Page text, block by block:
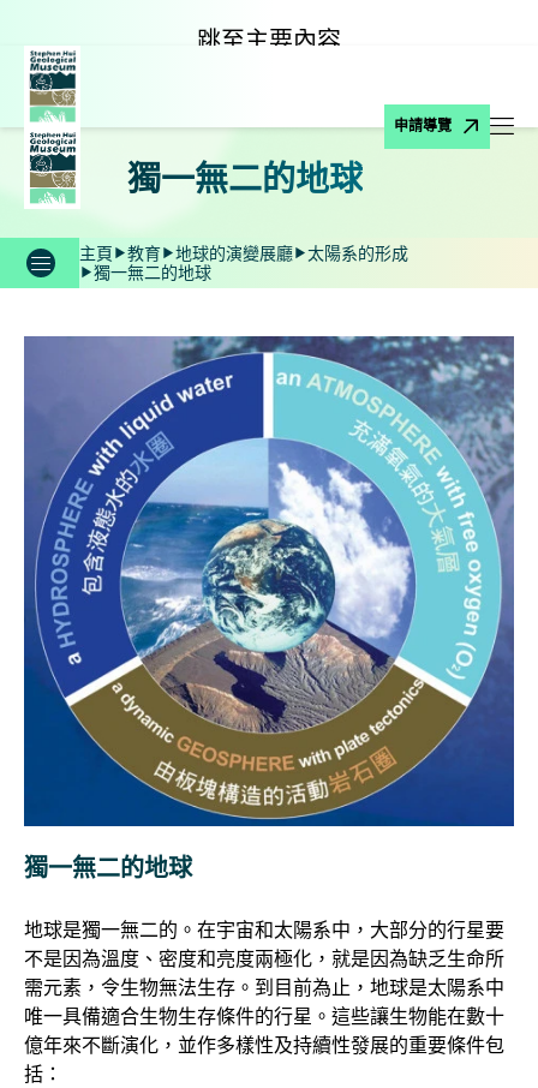
跳至主要內容
申請導覽
獨一無二的地球
主頁 教育 地球的演變展廳
太陽系的形成
獨一無二的地球
獨一無二的地球
地球是獨一無二的。在宇宙和太陽系中，大部分的行星要
不是因為溫度、密度和亮度兩極化，就是因為缺乏生命所
需元素，令生物無法生存。到目前為止，地球是太陽系中
唯一具備適合生物生存條件的行星。這些讓生物能在數十
億年來不斷演化，並作多樣性及持續性發展的重要條件包
括：